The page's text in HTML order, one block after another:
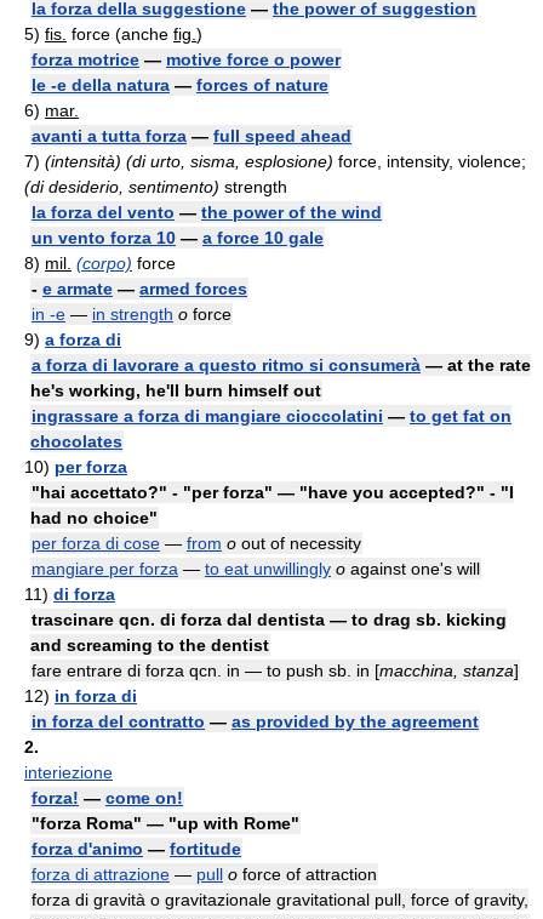
la forza della suggestione — the power of suggestion
5) fis. force (anche fig. )
forza motrice — motive force o power
le -e della natura — forces of nature
6) mar.
avanti a tutta forza — full speed ahead
7) (intensità) (di urto, sisma, esplosione) force, intensity, violence;
(di desiderio, sentimento) strength
la forza del vento — the power of the wind
un vento forza 10 — a force 10 gale
8) mil. (corpo) force
- e armate — armed forces
in -e — in strength o force
9) a forza di
a forza di lavorare a questo ritmo si consumerà — at the rate
he's working, he'll burn himself out
ingrassare a forza di mangiare cioccolatini — to get fat on
chocolates
10) per forza
"hai accettato?" - "per forza" — "have you accepted?" - "I
had no choice"
per forza di cose — from o out of necessity
mangiare per forza — to eat unwillingly o against one's will
11) di forza
trascinare qcn. di forza dal dentista — to drag sb. kicking
and screaming to the dentist
fare entrare di forza qcn. in — to push sb. in [macchina, stanza]
12) in forza di
in forza del contratto — as provided by the agreement
2.
interiezione
forza! — come on!
"forza Roma" — "up with Rome"
forza d'animo — fortitude
forza di attrazione — pull o force of attraction
forza di gravità o gravitazionale gravitational pull, force of gravity,